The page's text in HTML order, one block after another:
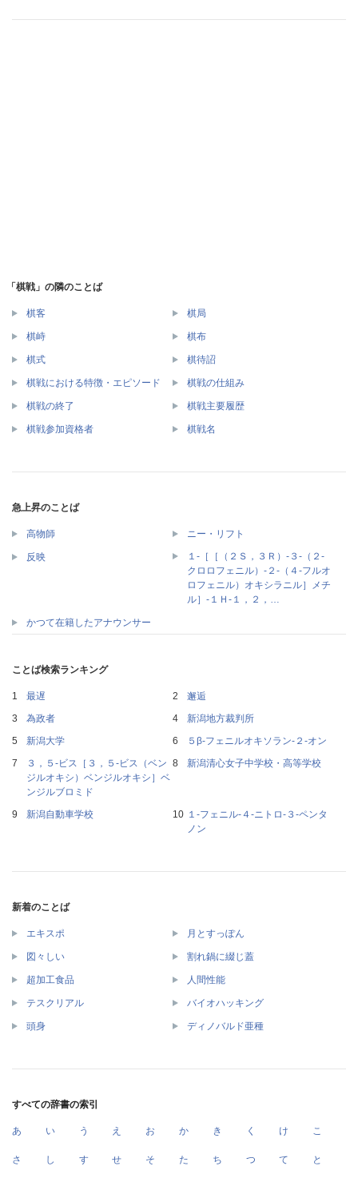
「棋戦」の隣のことば
棋客 棋局
棋峙 棋布
棋式 棋待詔
棋戦における特徴・エピソード 棋戦の仕組み
棋戦の終了 棋戦主要履歴
棋戦参加資格者 棋戦名
急上昇のことば
高物師 ニー・リフト
反映
１‐［［（２Ｓ，３Ｒ）‐３‐（２‐
クロロフェニル）‐２‐（４‐フルオ
ロフェニル）オキシラニル］メチ
ル］‐１Ｈ‐１，２，…
かつて在籍したアナウンサー
ことば検索ランキング
最遅
邂逅
為政者
新潟地方裁判所
新潟大学
５β‐フェニルオキソラン‐２‐オン
３，５‐ビス［３，５‐ビス（ベン
ジルオキシ）ベンジルオキシ］ベ
ンジルブロミド
新潟清心女子中学校・高等学校
新潟自動車学校
１‐フェニル‐４‐ニトロ‐３‐ペンタ
ノン
新着のことば
エキスポ 月とすっぽん
図々しい 割れ鍋に綴じ蓋
超加工食品 人間性能
テスクリアル バイオハッキング
頭身 ディノバルド亜種
すべての辞書の索引
あ い う え お か き く け こ
さ し す せ そ た ち つ て と